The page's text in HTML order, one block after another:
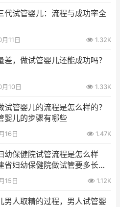
代试管婴儿：流程与成功率全
11日 1.32K
差，做试管婴儿还能成功吗？
10日 1.33K
试管婴儿的流程是怎么样的？
婴儿的步骤有哪些
16日 1.47K
幼保健院试管流程是怎么样
省妇幼保健院做试管要多长的
15日 1.12K
男人取精的过程，男人试管婴